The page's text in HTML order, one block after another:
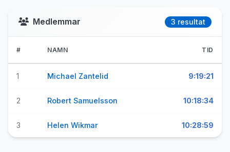
Medlemmar 3 resultat
# NAMN TID
1 Michael Zantelid 9:19:21
2 Robert Samuelsson 10:18:34
3 Helen Wikmar 10:28:59